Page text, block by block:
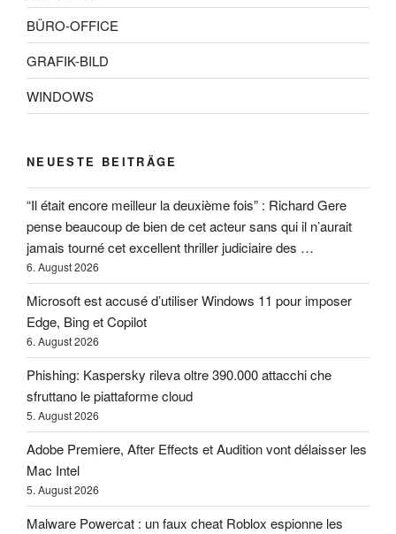
BÜRO-OFFICE
GRAFIK-BILD
WINDOWS
NEUESTE BEITRÄGE
“Il était encore meilleur la deuxième fois” : Richard Gere
pense beaucoup de bien de cet acteur sans qui il n’aurait
jamais tourné cet excellent thriller judiciaire des …
6. August 2026
Microsoft est accusé d’utiliser Windows 11 pour imposer
Edge, Bing et Copilot
6. August 2026
Phishing: Kaspersky rileva oltre 390.000 attacchi che
sfruttano le piattaforme cloud
5. August 2026
Adobe Premiere, After Effects et Audition vont délaisser les
Mac Intel
5. August 2026
Malware Powercat : un faux cheat Roblox espionne les